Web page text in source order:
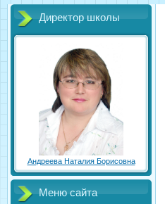
Директор школы
Андреева Наталия Борисовна
Меню сайта